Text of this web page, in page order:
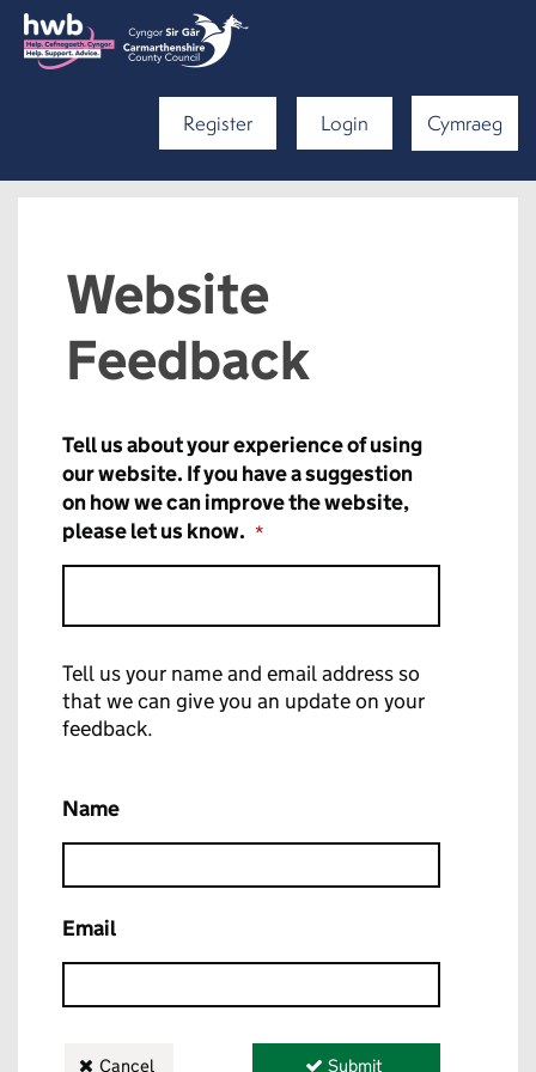
Register Login Cymraeg